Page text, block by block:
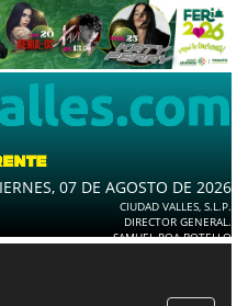
07 DE AGOSTO DE 2026
CIUDAD VALLES, S.L.P.
DIRECTOR GENERAL.
SAMUEL ROA BOTELLO